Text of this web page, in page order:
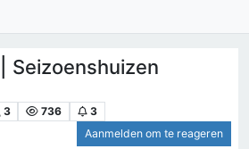
Seizoenshuizen
3 736
3
Aanmelden om te reageren